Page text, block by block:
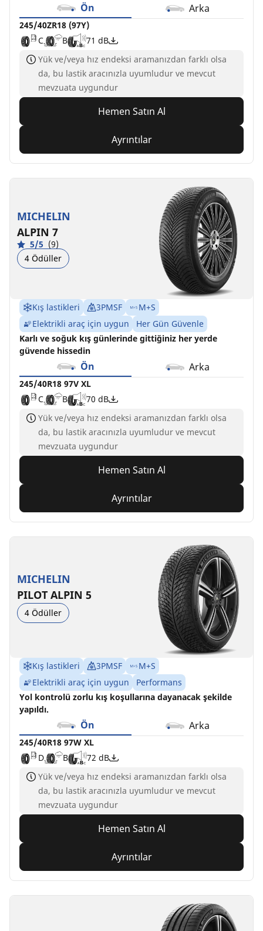
Ön Arka
245/40ZR18 (97Y)
C
B 71 dB
Yük ve/veya hız endeksi aramanızdan farklı olsa
da, bu lastik aracınızla uyumludur ve mevcut
mevzuata uygundur
Hemen Satın Al
Ayrıntılar
MICHELIN
ALPIN 7
5/5 (9)
4 Ödüller
Kış lastikleri 3PMSF
M+S
Elektrikli araç için uygun
Her Gün Güvenle
Karlı ve soğuk kış günlerinde gittiğiniz her yerde
güvende hissedin
Ön Arka
245/40R18 97V XL
C
B 70 dB
Yük ve/veya hız endeksi aramanızdan farklı olsa
da, bu lastik aracınızla uyumludur ve mevcut
mevzuata uygundur
Hemen Satın Al
Ayrıntılar
MICHELIN
PILOT ALPIN 5
4 Ödüller
Kış lastikleri 3PMSF
M+S
Elektrikli araç için uygun
Performans
Yol kontrolü zorlu kış koşullarına dayanacak şekilde
yapıldı.
Ön Arka
245/40R18 97W XL
D
B 72 dB
Yük ve/veya hız endeksi aramanızdan farklı olsa
da, bu lastik aracınızla uyumludur ve mevcut
mevzuata uygundur
Hemen Satın Al
Ayrıntılar